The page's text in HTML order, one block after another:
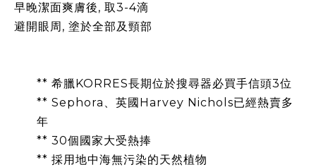
早晚潔面爽膚後, 取3-4滴
避開眼周, 塗於全部及頸部
** 希臘KORRES長期位於搜尋器必買手信頭3位
** Sephora 、英國Harvey Nichols已經熱賣多
年
** 30個國家大受熱捧
** 採用地中海無污染的天然植物